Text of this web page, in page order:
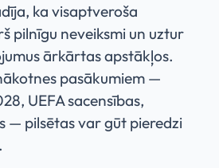
ka visaptveroša
pilnīgu neveiksmi un uztur
ārkārtas apstākļos.
pasākumiem —
UEFA sacensības,
— pilsētas var gūt pieredzi